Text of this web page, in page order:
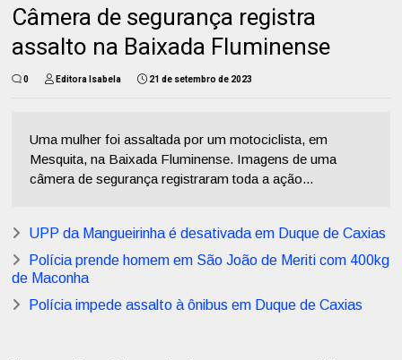
Câmera de segurança registra
assalto na Baixada Fluminense
0 Editora Isabela 21 de setembro de 2023
Uma mulher foi assaltada por um motociclista, em
Mesquita, na Baixada Fluminense. Imagens de uma
câmera de segurança registraram toda a ação...
UPP da Mangueirinha é desativada em Duque de Caxias
Polícia prende homem em São João de Meriti com 400kg
de Maconha
Polícia impede assalto à ônibus em Duque de Caxias